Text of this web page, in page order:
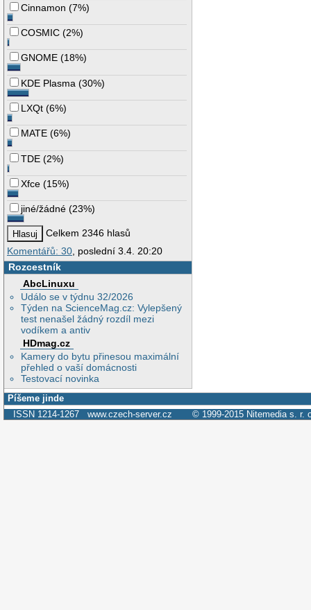
Cinnamon (7%)
COSMIC (2%)
GNOME (18%)
KDE Plasma (30%)
LXQt (6%)
MATE (6%)
TDE (2%)
Xfce (15%)
jiné/žádné (23%)
Celkem 2346 hlasů
Komentářů: 30 , poslední 3.4. 20:20
Rozcestník
AbcLinuxu
Událo se v týdnu 32/2026
Týden na ScienceMag.cz: Vylepšený
test nenašel žádný rozdíl mezi
vodíkem a antiv
HDmag.cz
Kamery do bytu přinesou maximální
přehled o vaší domácnosti
Testovací novinka
Píšeme jinde
ISSN 1214-1267 www.czech-server.cz © 1999-2015 Nitemedia s. r.